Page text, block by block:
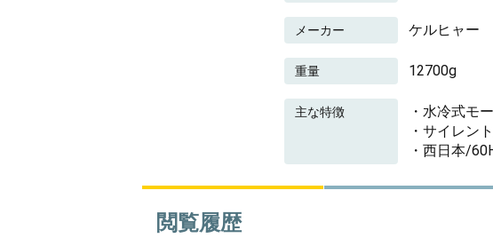
メーカー ケルヒャー
重量 12700g
主な特徴
・水冷式モ
・サイレン
・西日本/
閲覧履歴